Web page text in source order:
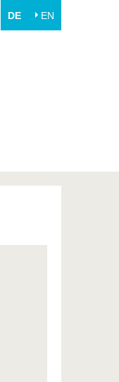
DE EN
erleben